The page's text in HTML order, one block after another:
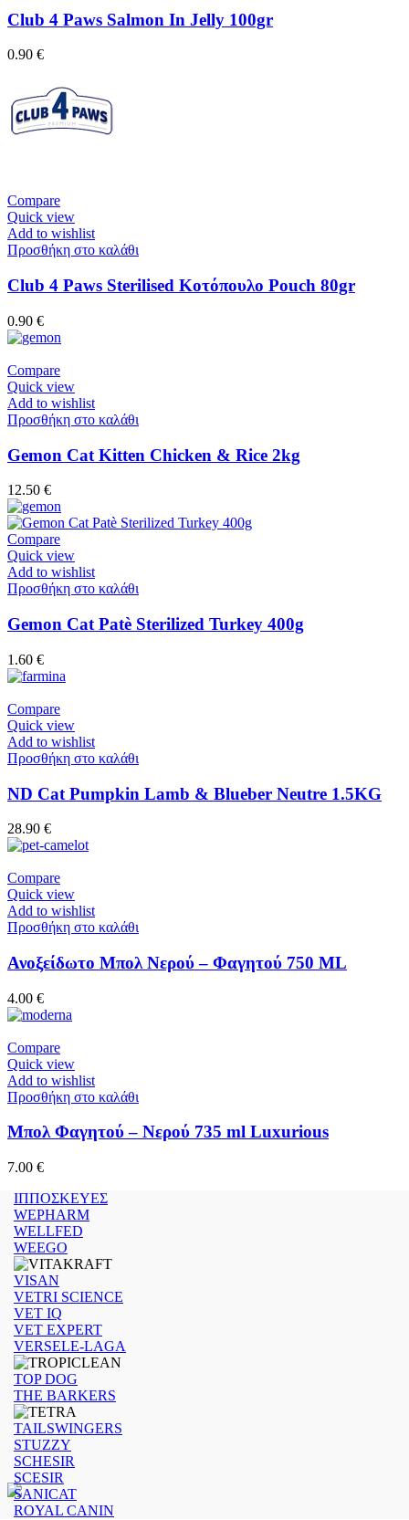
Club 4 Paws Salmon In Jelly 100gr
0.90 €
Compare
Quick view
Add to wishlist
Προσθήκη στο καλάθι
Club 4 Paws Sterilised Κοτόπουλο Pouch 80gr
0.90 €
Compare
Quick view
Add to wishlist
Προσθήκη στο καλάθι
Gemon Cat Kitten Chicken & Rice 2kg
12.50 €
Compare
Quick view
Add to wishlist
Προσθήκη στο καλάθι
Gemon Cat Patè Sterilized Turkey 400g
1.60 €
Compare
Quick view
Add to wishlist
Προσθήκη στο καλάθι
ND Cat Pumpkin Lamb & Blueber Neutre 1.5KG
28.90 €
Compare
Quick view
Add to wishlist
Προσθήκη στο καλάθι
Ανοξείδωτο Μπολ Νερού – Φαγητού 750 ML
4.00 €
Compare
Quick view
Add to wishlist
Προσθήκη στο καλάθι
Μπολ Φαγητού – Νερού 735 ml Luxurious
7.00 €
ΙΠΠΟΣΚΕΥΕΣ
WEPHARM
WELLFED
WEEGO
VISAN
VETRI SCIENCE
VET IQ
VET EXPERT
VERSELE-LAGA
TOP DOG
THE BARKERS
TAILSWINGERS
STUZZY
SCHESIR
SCESIR
SANICAT
ROYAL CANIN